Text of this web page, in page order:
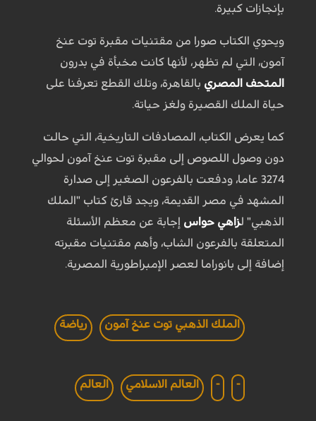
بإنجازات كبيرة.
ويحوي الكتاب صورا من مقتنيات مقبرة توت عنخ
آمون، التي لم تظهر، لأنها كانت مخبأة في بدرون
المتحف المصري بالقاهرة، وتلك القطع تعرفنا على
حياة الملك القصيرة ولغز حياتة.
كما يعرض الكتاب، المصادفات التاريخية، التي حالت
دون وصول اللصوص إلى مقبرة توت عنخ آمون لحوالي
3274 عاما، ودفعت بالفرعون الصغير إلى صدارة
المشهد في مصر القديمة، ويجد قارئ كتاب "الملك
الذهبي" لزاهي حواس إجابة عن معظم الأسئلة
المتعلقة بالفرعون الشاب، وأهم مقتنيات مقبرته
إضافة إلى بانوراما لعصر الإمبراطورية المصرية.
الملك الذهبي توت عنخ آمون رياضة
-
- العالم الاسلامي العالم